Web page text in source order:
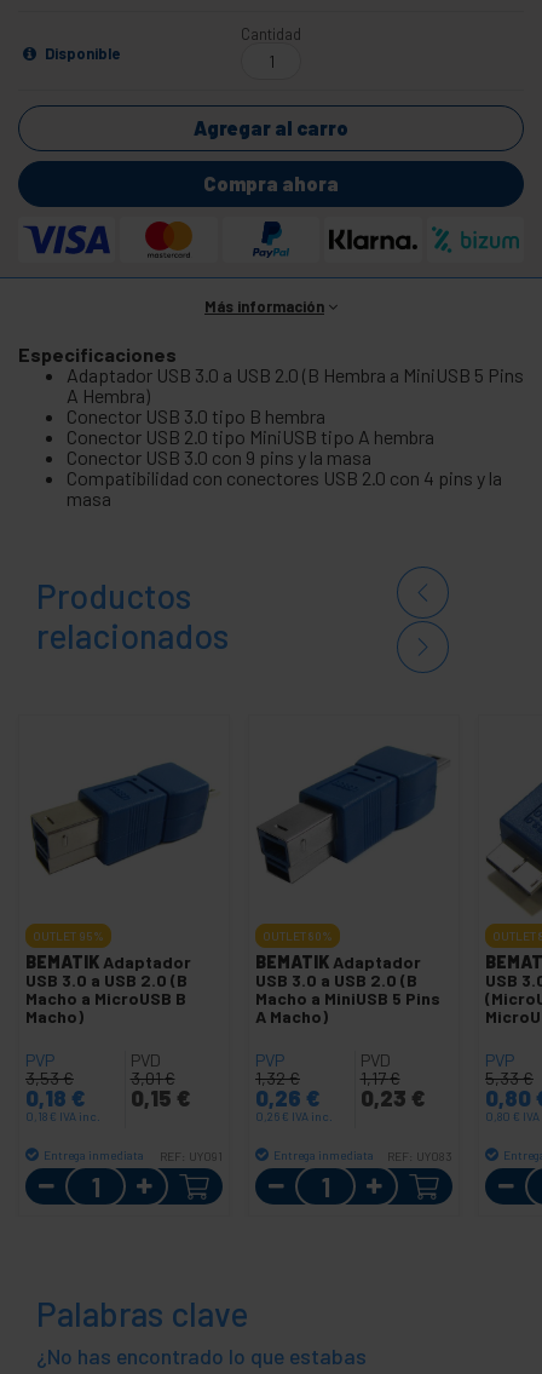
Disponible
Cantidad
Agregar al carro
Compra ahora
Más información
Especificaciones
Adaptador USB 3.0 a USB 2.0 (B Hembra a MiniUSB 5 Pins
A Hembra)
Conector USB 3.0 tipo B hembra
Conector USB 2.0 tipo MiniUSB tipo A hembra
Conector USB 3.0 con 9 pins y la masa
Compatibilidad con conectores USB 2.0 con 4 pins y la
masa
Productos
relacionados
OUTLET 95%
BEMATIK Adaptador
USB 3.0 a USB 2.0 (B
Macho a MicroUSB B
Macho)
PVP
3,53€
0,18 €
0,18 € IVA inc.
PVD
3,01€
0,15 €
Entrega inmediata REF: UY091
Cantidad
OUTLET80%
BEMATIK Adaptador
USB 3.0 a USB 2.0 (B
Macho a MiniUSB 5 Pins
A Macho)
PVP
1,32€
0,26 €
0,26 € IVA inc.
PVD
1,17€
0,23 €
Entrega inmediata REF: UY083
Cantidad
OUTLET
USB
PVP
5,33€
0,80
0,80 €
Palabras clave
¿No has encontrado lo que estabas